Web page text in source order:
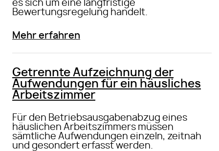
es sich um eine langfristige
Bewertungsregelung handelt.
Mehr erfahren
Getrennte Aufzeichnung der
Aufwendungen für ein häusliches
Arbeitszimmer
Für den Betriebsausgabenabzug eines
häuslichen Arbeitszimmers müssen
sämtliche Aufwendungen einzeln, zeitnah
und gesondert erfasst werden.